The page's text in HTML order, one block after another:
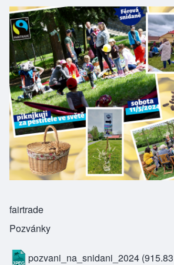
fairtrade
Pozvánky
pozvani_na_snidani_2024